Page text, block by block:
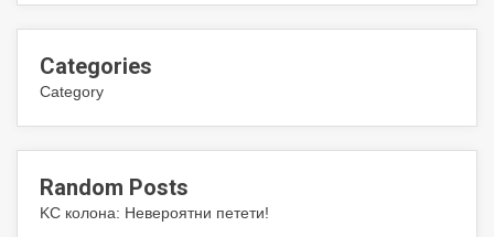
Categories
Category
Random Posts
KC колона: Невероятни петети!